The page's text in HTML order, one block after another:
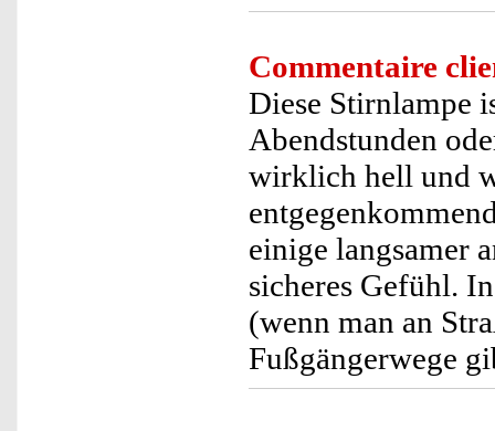
Commentaire
Diese Stirnlampe
Abendstunden
wirklich hell und
einige langsamer
sicheres Gefühl.
(wenn man an
Fußgängerwege